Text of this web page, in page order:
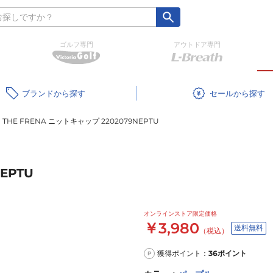
ゴルフ専門 アウトドア専門
ブランド セール
THE FRENA ニットキャップ 2202079NEPTU
オンラインストア限定価格
￥3,980 （税込） 送料無料
P 獲得ポイント： 36ポイント